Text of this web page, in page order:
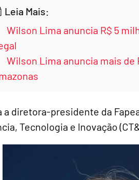
Leia Mais:
Wilson Lima anuncia R$ 5
Wilson Lima anuncia mais de
a diretora-presidente da
Tecnologia e Inovação